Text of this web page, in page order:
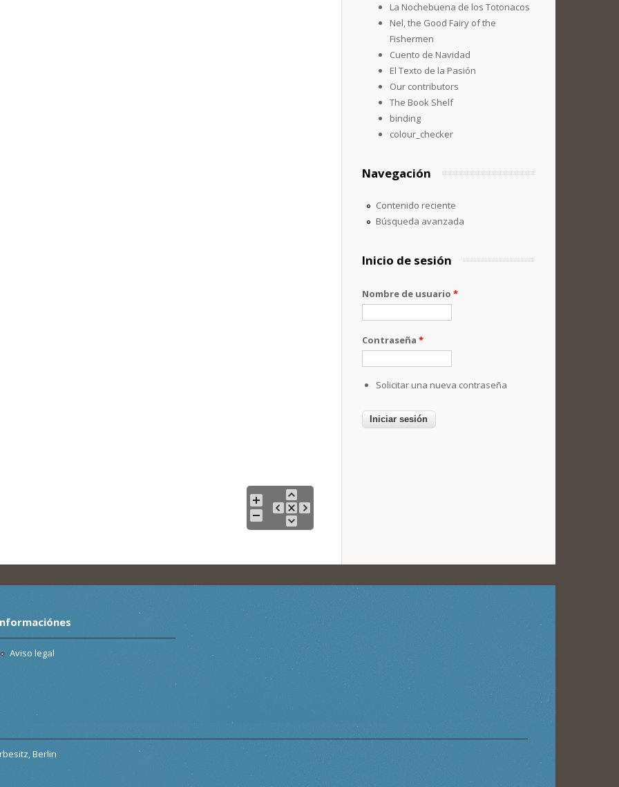
La Nochebuena de los Totonacos
Nel, the Good Fairy of the
Fishermen
Cuento de Navidad
El Texto de la Pasión
Our contributors
The Book Shelf
binding
colour_checker
Navegación
Contenido reciente
Búsqueda avanzada
Inicio de sesión
Nombre de usuario *
Contraseña *
Solicitar una nueva contraseña
Aviso legal
Berlin